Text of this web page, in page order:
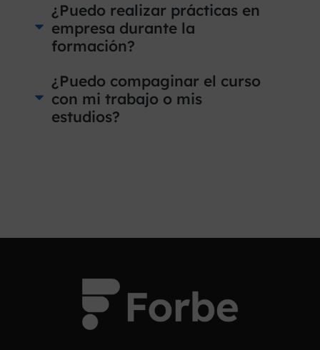
¿Puedo realizar prácticas en
empresa durante la
formación?
¿Puedo compaginar el curso
con mi trabajo o mis
estudios?